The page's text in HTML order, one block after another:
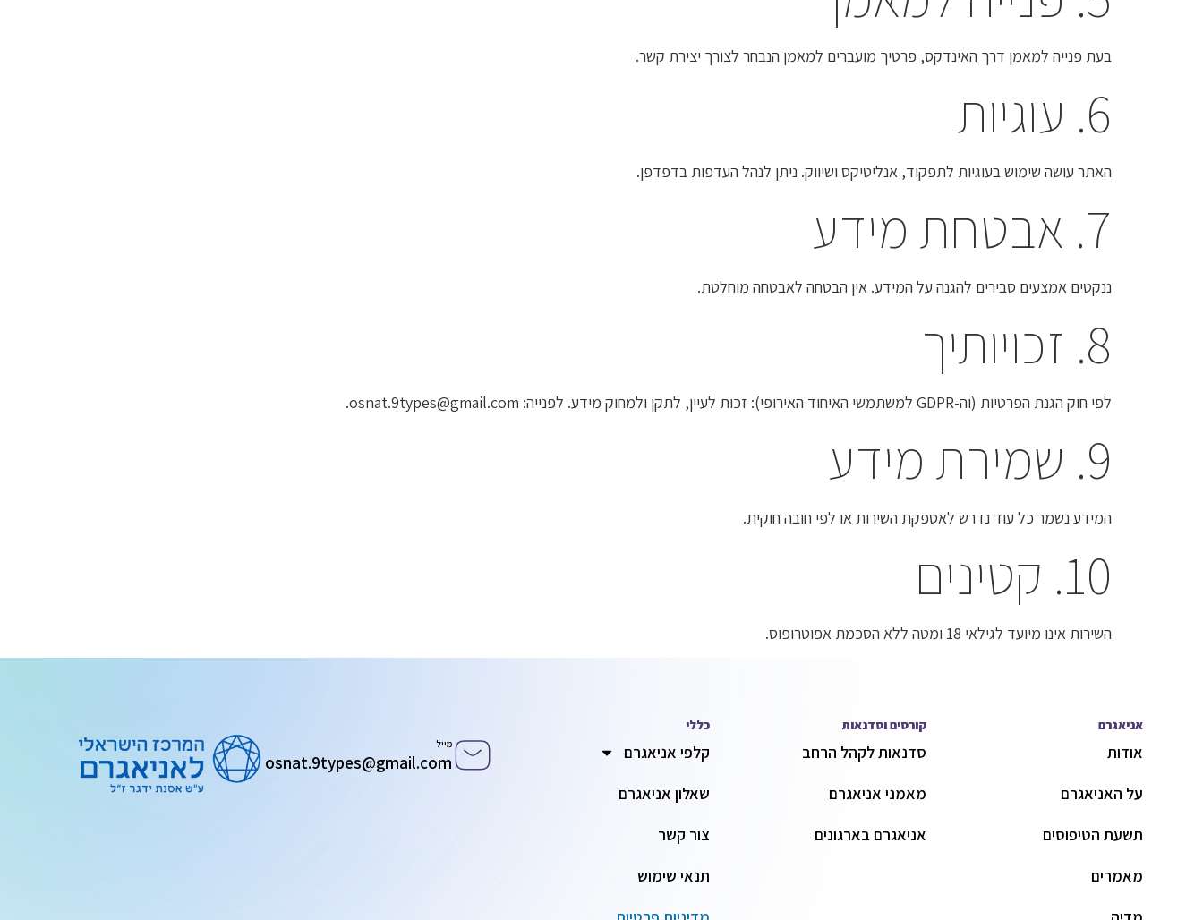
בעת פנייה למאמן דרך האינדקס, פרטיך מועברים למאמן הנבחר לצורך יצירת קשר.
6. עוגיות
האתר עושה שימוש בעוגיות לתפקוד, אנליטיקס ושיווק. ניתן לנהל העדפות בדפדפן.
7. אבטחת מידע
ננקטים אמצעים סבירים להגנה על המידע. אין הבטחה לאבטחה מוחלטת.
8. זכויותיך
לפי חוק הגנת הפרטיות (וה-GDPR למשתמשי האיחוד האירופי): זכות לעיין, לתקן ולמחוק מידע. לפנייה: osnat.9types@gmail.com.
9. שמירת מידע
המידע נשמר כל עוד נדרש לאספקת השירות או לפי חובה חוקית.
10. קטינים
השירות אינו מיועד לגילאי 18 ומטה ללא הסכמת אפוטרופוס.
אניאגרם
אודות
על האניאגרם
תשעת הטיפוסים
מאמרים
קורסים וסדנאות
סדנאות לקהל הרחב
מאמני אניאגרם
אניאגרם בארגונים
כללי
קלפי אניאגרם
שאלון אניאגרם
צור קשר
תנאי שימוש
מייל
osnat.9types@gmail.com